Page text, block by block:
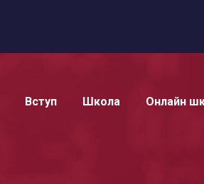
Вступ Школа Онлайн